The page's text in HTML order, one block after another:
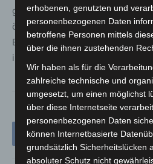
gefährden, hatte die Polizei
öffentlichen Berichterstattung
Erst nach der Festnahme des
informierten die Behörden die
erhobenen, genutzten und
personenbezogenen Daten
betroffene Personen mittels
über die ihnen zustehenden
Wir haben als für die
zahlreiche technische und
umgesetzt, um einen möglichst
über diese Internetseite
personenbezogenen Daten
können Internetbasierte
grundsätzlich Sicherheitslücken
absoluter Schutz nicht